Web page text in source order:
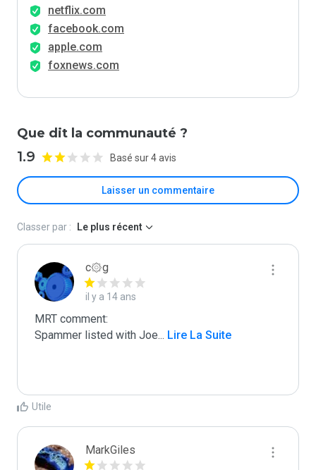
netflix.com
facebook.com
apple.com
foxnews.com
Que dit la communauté ?
1.9 Basé sur 4 avis
Laisser un commentaire
Classer par : Le plus récent
c۞g
il y a 14 ans
MRT comment:
Spammer listed with Joe... Lire La Suite
Utile
MarkGiles